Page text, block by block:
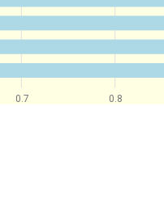
0.7 0.8